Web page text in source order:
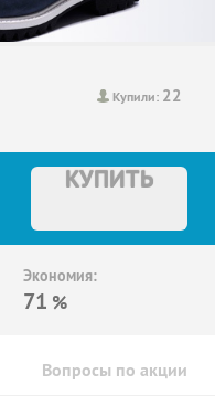
Купили: 22
КУПИТЬ
Экономия:
71 %
Вопросы по акции